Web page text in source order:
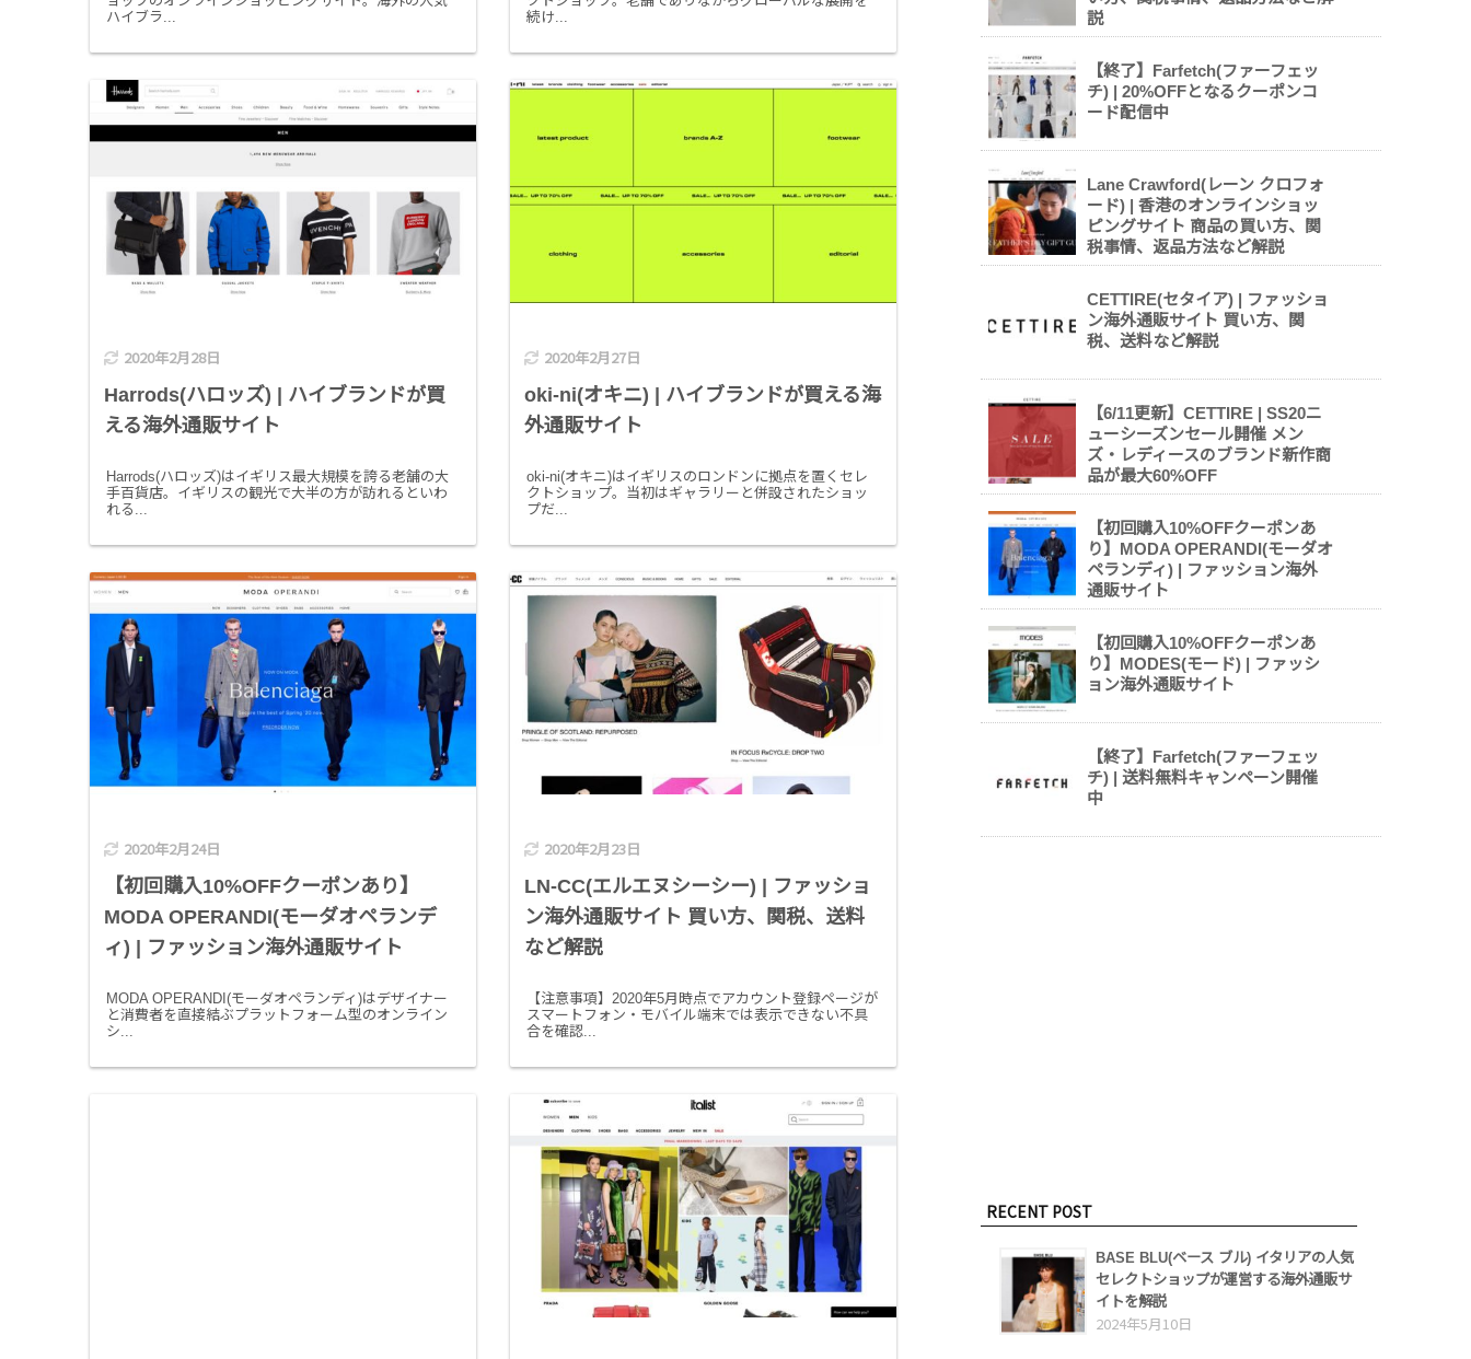
ハイブラ...
続け...
2020年2月28日
Harrods(ハロッズ) | ハイブランドが買
える海外通販サイト
Harrods(ハロッズ)はイギリス最大規模を誇る老舗の大
手百貨店。イギリスの観光で大半の方が訪れるといわ
れる...
2020年2月27日
oki-ni(オキニ) | ハイブランドが買える海
外通販サイト
oki-ni(オキニ)はイギリスのロンドンに拠点を置くセレ
クトショップ。当初はギャラリーと併設されたショッ
プだ...
2020年2月24日
【初回購入10%OFFクーポンあり】
MODA OPERANDI(モーダオペランデ
ィ) | ファッション海外通販サイト
MODA OPERANDI(モーダオペランディ)はデザイナー
と消費者を直接結ぶプラットフォーム型のオンライン
シ...
2020年2月23日
LN-CC(エルエヌシーシー) | ファッショ
ン海外通販サイト 買い方、関税、送料
など解説
【注意事項】2020年5月時点でアカウント登録ページが
スマートフォン・モバイル端末では表示できない不具
合を確認...
説
【終了】Farfetch(ファーフェッ
チ) | 20%OFFとなるクーポンコ
ード配信中
Lane Crawford(レーン クロフォ
ード) | 香港のオンラインショッ
ピングサイト 商品の買い方、関
税事情、返品方法など解説
CETTIRE(セタイア) | ファッショ
ン海外通販サイト 買い方、関
税、送料など解説
【6/11更新】CETTIRE | SS20ニ
ューシーズンセール開催 メン
ズ・レディースのブランド新作商
品が最大60%OFF
【初回購入10%OFFクーポンあ
り】MODA OPERANDI(モーダオ
ペランディ) | ファッション海外
通販サイト
【初回購入10%OFFクーポンあ
り】MODES(モード) | ファッシ
ョン海外通販サイト
【終了】Farfetch(ファーフェッ
チ) | 送料無料キャンペーン開催
中
RECENT POST
BASE BLU(ベース ブル) イタリアの人気
セレクトショップが運営する海外通販サ
イトを解説
2024年5月10日